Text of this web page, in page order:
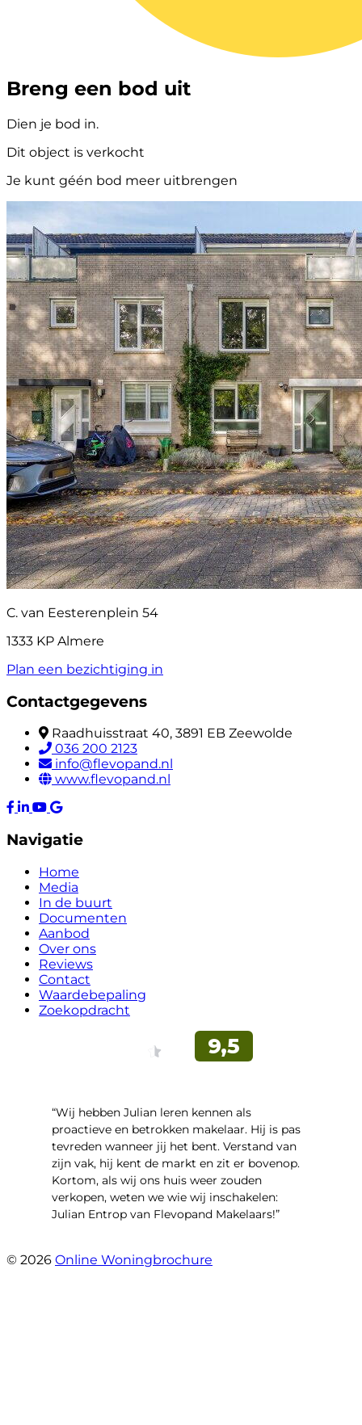
Breng een bod uit
Dien je bod in.
Dit object is verkocht
Je kunt géén bod meer uitbrengen
C. van Eesterenplein 54
1333 KP Almere
Plan een bezichtiging in
Contactgegevens
Raadhuisstraat 40, 3891 EB Zeewolde
036 200 2123
info@flevopand.nl
www.flevopand.nl
Navigatie
Home
Media
In de buurt
Documenten
Aanbod
Over ons
Reviews
Contact
Waardebepaling
Zoekopdracht
“Wij hebben Julian leren kennen als
proactieve en betrokken makelaar. Hij is pas
tevreden wanneer jij het bent. Verstand van
zijn vak, hij kent de markt en zit er bovenop.
Kortom, als wij ons huis weer zouden
verkopen, weten we wie wij inschakelen:
Julian Entrop van Flevopand Makelaars!”
© 2026 Online Woningbrochure